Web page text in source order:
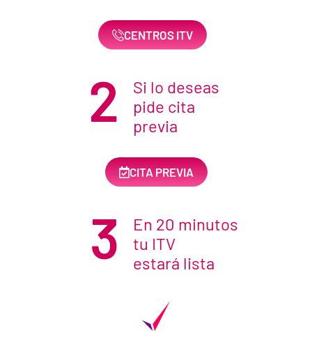
CENTROS ITV
2
Si lo deseas
pide cita
previa
CITA PREVIA
3
En 20 minutos
tu ITV
estará lista